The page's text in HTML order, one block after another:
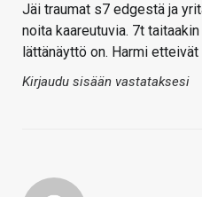
Jäi traumat s7 edgestä ja
noita kaareutuvia. 7t
lättänäyttö on. Harmi
Kirjaudu sisään vastataksesi